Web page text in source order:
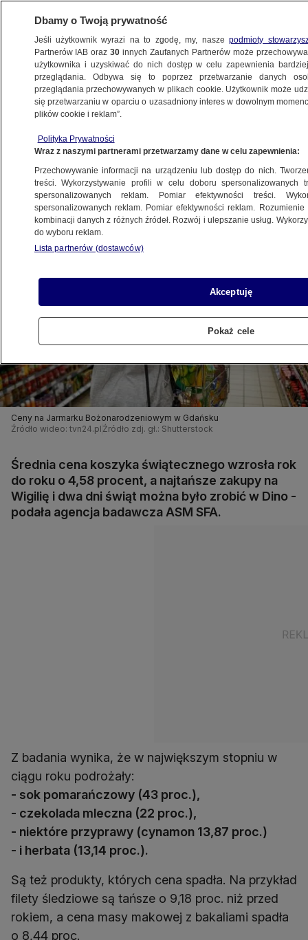
BIZNES
PIENIĄDZE
roku. Gdzie wydamy najmniej?
12.12.2024, 13:54
Udostępnij
Ceny na Jarmarku Bożonarodzeniowym w Gdańsku
Źródło wideo: tvn24.pl Źródło zdj. gł.: Shutterstock
Średnia cena koszyka świątecznego wzrosła rok
do roku o 4,58 procent, a najtańsze zakupy na
Wigilię i dwa dni świąt można było zrobić w Dino -
podała agencja badawcza ASM SFA.
Z badania wynika, że w największym stopniu w
- sok pomarańczowy (43 proc.),
- czekolada mleczna (22 proc.),
- niektóre przyprawy (cynamon 13,87 proc.)
- i herbata (13,14 proc.).
Są też produkty, których cena spadła. Na przykład
filety śledziowe są tańsze o 9,18 proc. niż przed
rokiem, a cena masy makowej z bakaliami spadła
o 8,44 proc.
Dbamy o Twoją prywatność
Jeśli użytkownik wyrazi na to zgodę, my, naszepodmioty
Partnerów IAB oraz30 innych Zaufanych Partnerów może
użytkownika i uzyskiwać do nich dostęp w celu zapewnienia
przeglądania. Odbywa się to poprzez przetwarzanie danych
przeglądania przechowywanych w plikach cookie. Użytkownik może
się przetwarzaniu w oparciu o uzasadniony interes w dowolnym
plików cookie i reklam”.
Polityka Prywatności
Wraz z naszymi partnerami przetwarzamy dane w celu zapewnienia:
Przechowywanie informacji na urządzeniu lub dostęp do nich.
treści. Wykorzystywanie profili w celu doboru spersonalizowanych
spersonalizowanych reklam. Pomiar efektywności treści.
spersonalizowanych reklam. Pomiar efektywności reklam.
kombinacji danych z różnych źródeł. Rozwój i ulepszanie usług.
do wyboru reklam.
Lista partnerów (dostawców)
Akceptuję
Pokaż cele